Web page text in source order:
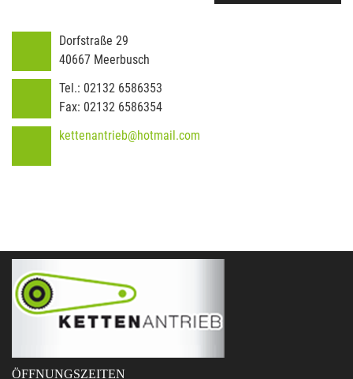
Dorfstraße 29
40667 Meerbusch
Tel.: 02132 6586353
Fax: 02132 6586354
kettenantrieb@hotmail.com
ÖFFNUNGSZEITEN